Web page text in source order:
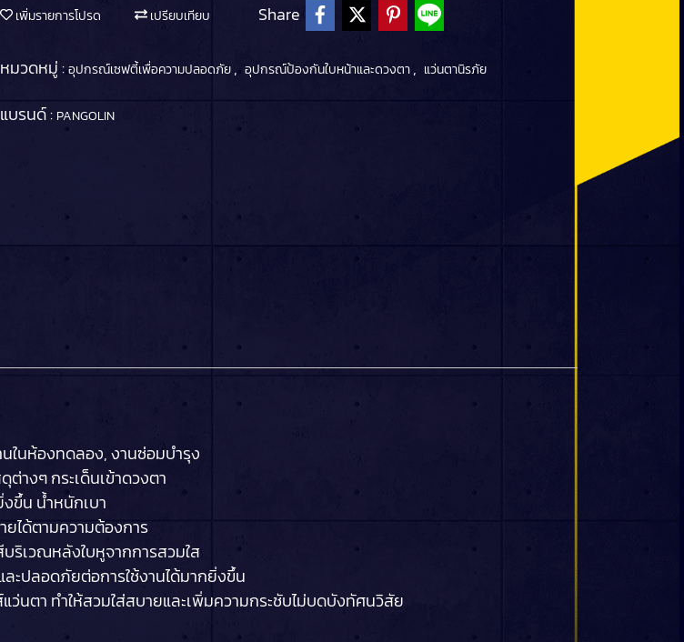
เพิ่มรายการโปรด เปรียบเทียบ Share
หมวดหมู่ :อุปกรณ์เซฟตี้เพื่อความปลอดภัย, อุปกรณ์ป้องกันใบหน้าและดวงตา, แว่นตานิรภัย
แบรนด์ : PANGOLIN
นในห้องทดลอง, งานซ่อมบำรุง
างๆ กระเด็นเข้าดวงตา
ขึ้น น้ำหนักเบา
ยได้ตามความต้องการ
ริเวณหลังใบหูจากการสวมใส
ะปลอดภัยต่อการใช้งานได้มากยิ่งขึ้น
นตา ทำให้สวมใส่สบายและเพิ่มความกระชับไม่บดบังทัศนวิสัย